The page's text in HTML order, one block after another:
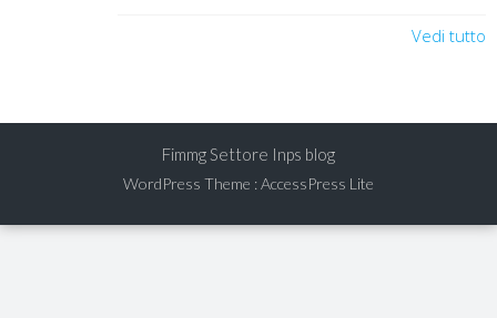
Vedi tutto
Fimmg Settore Inps blog
WordPress Theme :AccessPress Lite